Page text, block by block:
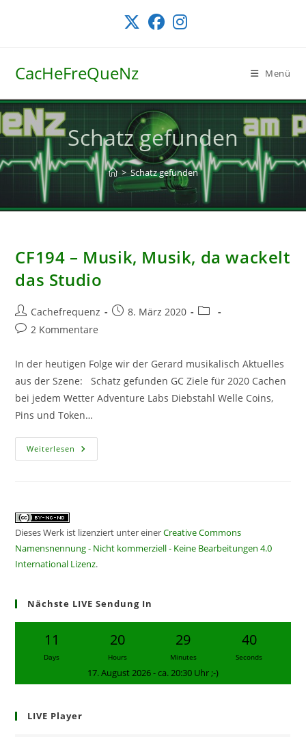
CacHeFreQueNz Menü
Schatz gefunden
> Schatz gefunden
CF194 – Musik, Musik, da wackelt
das Studio
Beitrags-
Autor:
Cachefrequenz
Beitrag8. März 2020
Beitrags-
Beitrags-
2 Kommentare
In der heutigen Folge wir der Gerard musikalisch Aktuelles
aus der Szene: Schatz gefunden GC Ziele für 2020 Cachen
bei jedem Wetter Adventure Labs Diebstahl Welle Coins,
Pins und Token…
Weiterlesen CF194
–
Dieses Werk ist lizenziert unter einerCreative Commons
Namensnennung - Nicht kommerziell - Keine Bearbeitungen 4.0
International Lizenz.
Nächste LIVE Sendung In
11
Days
20
Hours
29
Minutes
39
Seconds
17. August 2026 - ca. 20:30 Uhr ;-)
LIVE Player